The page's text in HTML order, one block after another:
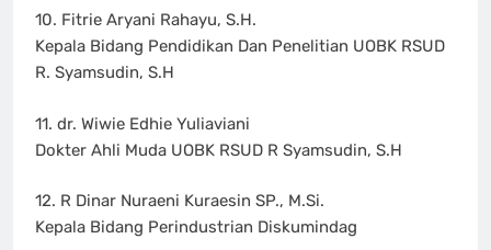
10. Fitrie Aryani Rahayu, S.H.
Kepala Bidang Pendidikan Dan Penelitian UOBK RSUD
R. Syamsudin, S.H
11. dr. Wiwie Edhie Yuliaviani
Dokter Ahli Muda UOBK RSUD R Syamsudin, S.H
12. R Dinar Nuraeni Kuraesin SP., M.Si.
Kepala Bidang Perindustrian Diskumindag